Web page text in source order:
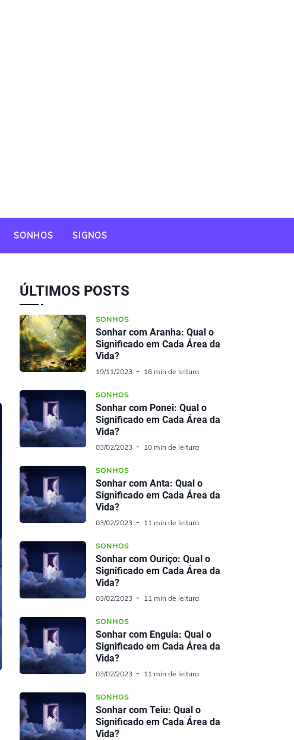
SONHOS SIGNOS
ÚLTIMOS POSTS
SONHOS
Sonhar com Aranha: Qual o
Significado em Cada Área da
Vida?
19/11/2023 16 min de leitura
SONHOS
Sonhar com Ponei: Qual o
Significado em Cada Área da
Vida?
03/02/2023 10 min de leitura
SONHOS
Sonhar com Anta: Qual o
Significado em Cada Área da
Vida?
03/02/2023 11 min de leitura
SONHOS
Sonhar com Ouriço: Qual o
Significado em Cada Área da
Vida?
03/02/2023 11 min de leitura
SONHOS
Sonhar com Enguia: Qual o
Significado em Cada Área da
Vida?
03/02/2023 11 min de leitura
SONHOS
Sonhar com Teiu: Qual o
Significado em Cada Área da
Vida?